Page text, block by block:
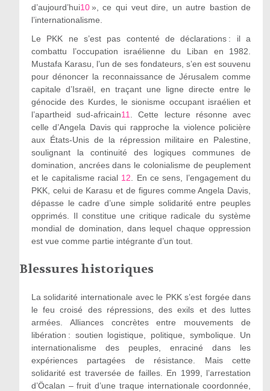
d’aujourd’hui10», ce qui veut dire, un autre bastion de
l’internationalisme.
Le PKK ne s’est pas contenté de déclarations : il a
combattu l’occupation israélienne du Liban en 1982.
Mustafa Karasu, l’un de ses fondateurs, s’en est souvenu
pour dénoncer la reconnaissance de Jérusalem comme
capitale d’Israël, en traçant une ligne directe entre le
génocide des Kurdes, le sionisme occupant israélien et
l’apartheid sud-africain11
. Cette lecture résonne avec
celle d’Angela Davis qui rapproche la violence policière
aux États-Unis de la répression militaire en Palestine,
soulignant la continuité des logiques communes de
domination, ancrées dans le colonialisme de peuplement
et le capitalisme racial 12 . En ce sens, l’engagement du
PKK, celui de Karasu et de figures comme Angela Davis,
dépasse le cadre d’une simple solidarité entre peuples
opprimés. Il constitue une critique radicale du système
mondial de domination, dans lequel chaque oppression
est vue comme partie intégrante d’un tout.
Blessures historiques
La solidarité internationale avec le PKK s’est forgée dans
le feu croisé des répressions, des exils et des luttes
armées. Alliances concrètes entre mouvements de
libération : soutien logistique, politique, symbolique. Un
internationalisme des peuples, enraciné dans les
expériences partagées de résistance. Mais cette
solidarité est traversée de failles. En 1999, l’arrestation
d’Öcalan – fruit d’une traque internationale coordonnée,